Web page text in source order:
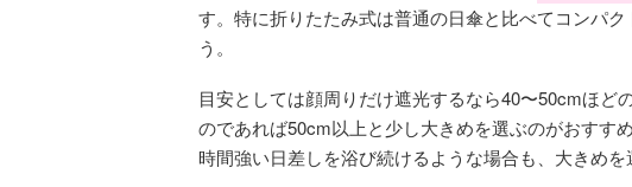
す。特に折りたたみ式は普通の日傘と比べてコンパ
う。
目安としては顔周りだけ遮光するなら40〜50cmほ
のであれば50cm以上と少し大きめを選ぶのがおすす
時間強い日差しを浴び続けるような場合も、大きめを